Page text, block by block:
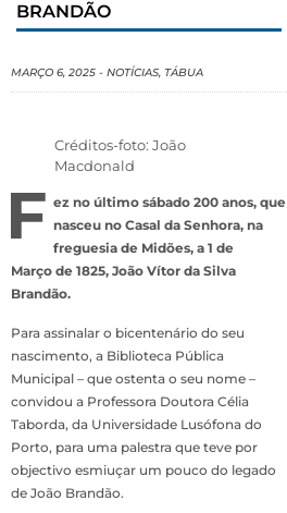
BRANDÃO
MARÇO 6, 2025 - NOTÍCIAS, TÁBUA
Créditos-foto: João
Macdonald
F ez no último sábado 200 anos, que
nasceu no Casal da Senhora, na
freguesia de Midões, a 1 de
Março de 1825, João Vítor da Silva
Brandão.
Para assinalar o bicentenário do seu
nascimento, a Biblioteca Pública
Municipal – que ostenta o seu nome –
convidou a Professora Doutora Célia
Taborda, da Universidade Lusófona do
Porto, para uma palestra que teve por
objectivo esmiuçar um pouco do legado
de João Brandão.